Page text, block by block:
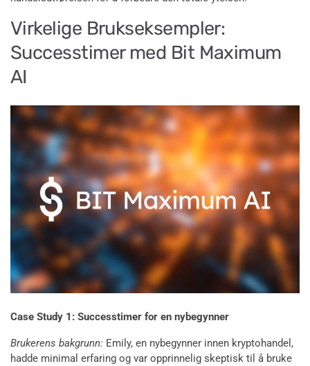
Virkelige Brukseksempler:
Successtimer med Bit Maximum
AI
Case Study 1: Successtimer for en nybegynner
Brukerens bakgrunn: Emily, en nybegynner innen kryptohandel,
hadde minimal erfaring og var opprinnelig skeptisk til å bruke